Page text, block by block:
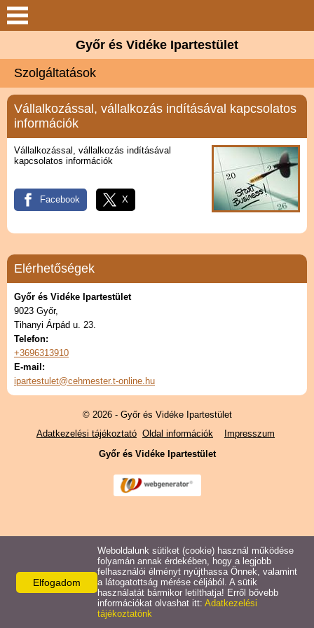
Bemutatkozás
Szolgáltatások
Céhmester Kft.
Hírek
Elérhetőségek
Galéria
Győr és Vidéke Ipartestület
Szolgáltatások
Vállalkozással, vállalkozás indításával kapcsolatos
információk
Vállalkozással, vállalkozás indításával
kapcsolatos információk
Facebook X
Elérhetőségek
Győr és Vidéke Ipartestület
9023 Győr,
Tihanyi Árpád u. 23.
Telefon:
+3696313910
E-mail:
ipartestulet@cehmester.t-online.hu
© 2026 - Győr és Vidéke Ipartestület
Adatkezelési tájékoztató Oldal információk
Impresszum
Győr és Vidéke Ipartestület
Elfogadom
Weboldalunk sütiket (cookie) használ működése
folyamán annak érdekében, hogy a legjobb
felhasználói élményt nyújthassa Önnek, valamint
a látogatottság mérése céljából. A sütik
használatát bármikor letilthatja! Erről bővebb
információkat olvashat itt: Adatkezelési
tájékoztatónk